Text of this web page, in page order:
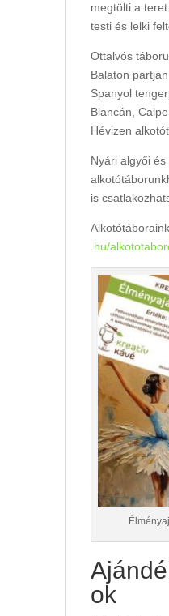
megtölti a
testi és lelki
Ottalvós
Balaton
Spanyol
Blancán,
Hévizen
Nyári algyői és
is
.hu/
ok